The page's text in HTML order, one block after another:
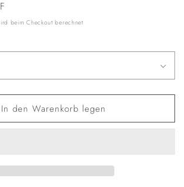
beim Checkout berechnet
In den Warenkorb legen